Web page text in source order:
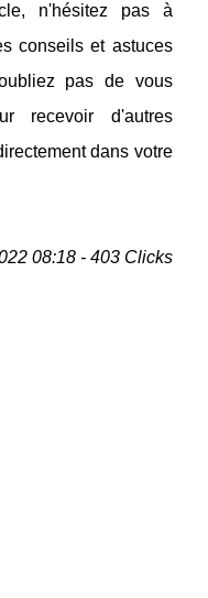
n'hésitez pas à
conseils et astuces
pas de vous
recevoir d'autres
dans votre
08:18 - 403 Clicks